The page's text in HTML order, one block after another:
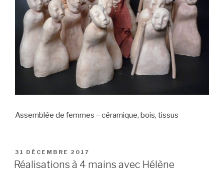
Assemblée de femmes – céramique, bois, tissus
31 DÉCEMBRE 2017
Réalisations à 4 mains avec Hélène